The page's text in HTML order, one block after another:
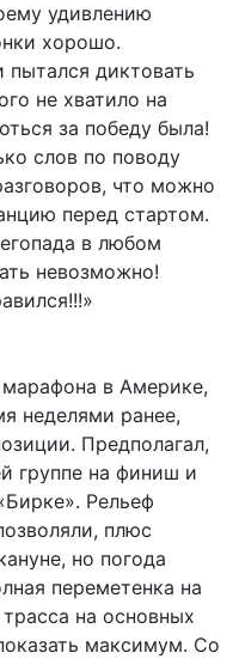
удивлению
хорошо.
диктовать
не хватило на
за победу была!
слов по поводу
что можно
перед стартом.
в любом
невозможно!
марафона в Америке,
неделями ранее,
Предполагал,
группе на финиш и
Рельеф
плюс
но погода
переметенка на
на основных
максимум. Со